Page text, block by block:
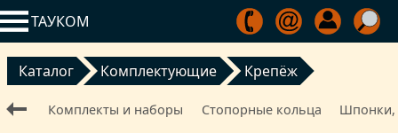
ТАУКОМ
Каталог Комплектующие Крепёж
Комплекты и наборы Стопорные кольца